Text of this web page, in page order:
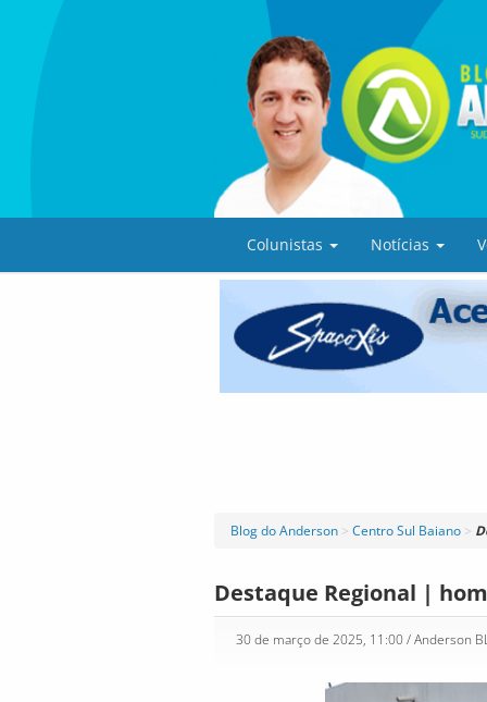
Colunistas Notícias
Blog do Anderson > Centro Sul Baiano >
Destaque Regional |
30 de março de 2025, 11:00/ Anderson